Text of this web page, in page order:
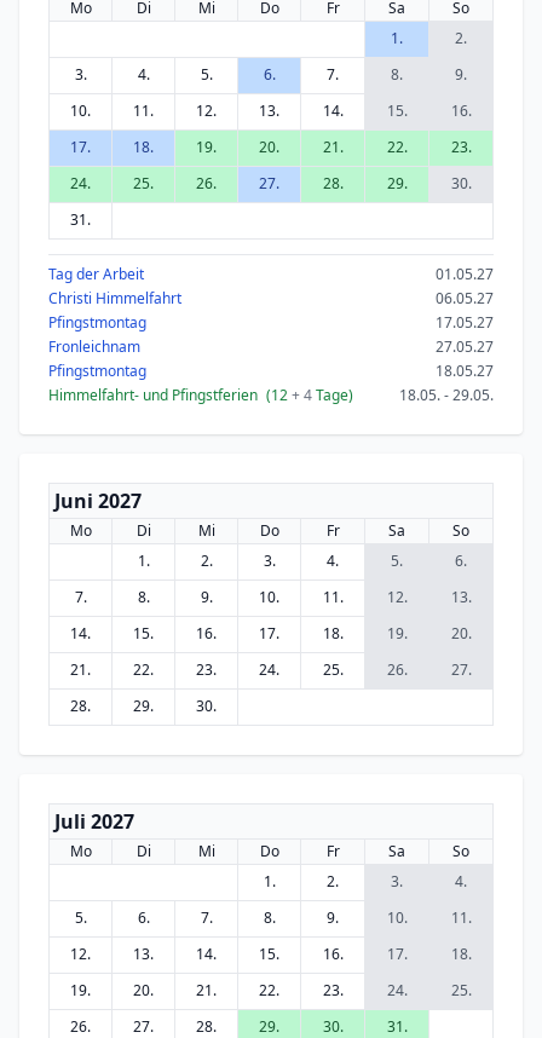
Mo Di Mi Do Fr Sa
So
1.
2.
3.
4. 5. 6. 7. 8.
9.
10.
11. 12. 13. 14. 15.
16.
17.
18. 19. 20. 21. 22.
23.
24.
25. 26. 27. 28. 29.
30.
31.
Tag der Arbeit
01.05.27
Christi Himmelfahrt
06.05.27
Pfingstmontag
17.05.27
Fronleichnam
27.05.27
Pfingstmontag
18.05.27
Himmelfahrt- und Pfingstferien (12+ 4Tage) 18.05. - 29.05.
Juni 2027
Mo Di Mi Do Fr Sa
So
1.
2. 3. 4. 5.
6.
7.
8. 9. 10. 11. 12.
13.
14.
15. 16. 17. 18. 19.
20.
21.
22. 23. 24. 25. 26.
27.
28.
29. 30.
Juli 2027
Mo Di Mi Do Fr Sa
So
1.
2. 3.
4.
5.
6. 7. 8. 9. 10.
11.
12.
13. 14. 15. 16. 17.
18.
19.
20. 21. 22. 23. 24.
25.
26.
27. 28. 29. 30. 31.